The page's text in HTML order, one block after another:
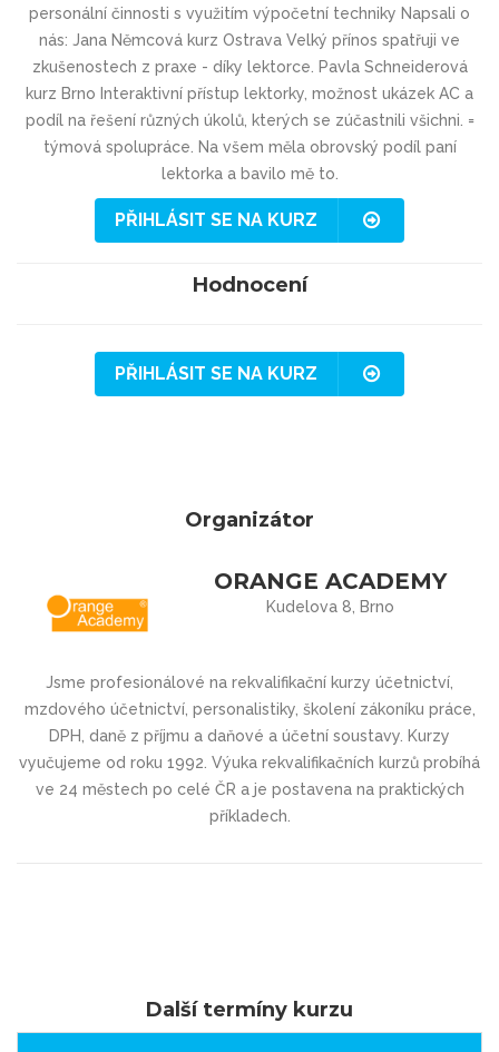
personální činnosti s využitím výpočetní techniky Napsali o
nás: Jana Němcová kurz Ostrava Velký přínos spatřuji ve
zkušenostech z praxe - díky lektorce. Pavla Schneiderová
kurz Brno Interaktivní přístup lektorky, možnost ukázek AC a
podíl na řešení různých úkolů, kterých se zúčastnili všichni. =
týmová spolupráce. Na všem měla obrovský podíl paní
lektorka a bavilo mě to.
PŘIHLÁSIT SE NA KURZ
Hodnocení
PŘIHLÁSIT SE NA KURZ
Organizátor
ORANGE ACADEMY
Kudelova 8, Brno
Jsme profesionálové na rekvalifikační kurzy účetnictví,
mzdového účetnictví, personalistiky, školení zákoníku práce,
DPH, daně z příjmu a daňové a účetní soustavy. Kurzy
vyučujeme od roku 1992. Výuka rekvalifikačních kurzů probíhá
ve 24 městech po celé ČR a je postavena na praktických
příkladech.
Další termíny kurzu